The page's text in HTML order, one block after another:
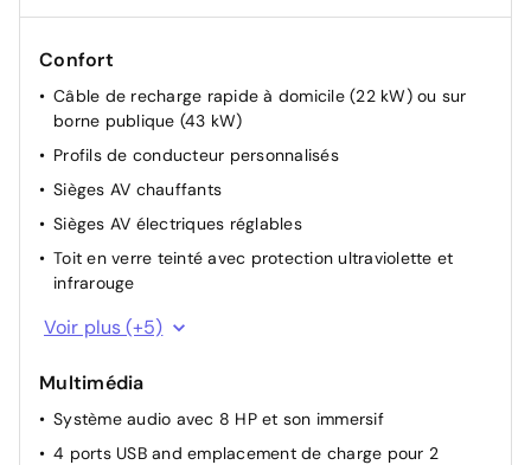
Confort
Câble de recharge rapide à domicile (22 kW) ou sur
borne publique (43 kW)
Profils de conducteur personnalisés
Sièges AV chauffants
Sièges AV électriques réglables
Toit en verre teinté avec protection ultraviolette et
infrarouge
Câble de recharge pour prise domestique
application
Banquette rabattable 40/60
Climatisation bi-zone
Voir plus (+5)
Multimédia
Système audio avec 8 HP et son immersif
4 ports USB and emplacement de charge pour 2